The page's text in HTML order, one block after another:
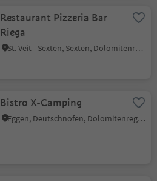
Restaurant Pizzeria Bar
Riega
St. Veit - Sexten, Sexten, Dolomitenregion 3 Zinnen
Bistro X-Camping
Eggen, Deutschnofen, Dolomitenregion Eggental